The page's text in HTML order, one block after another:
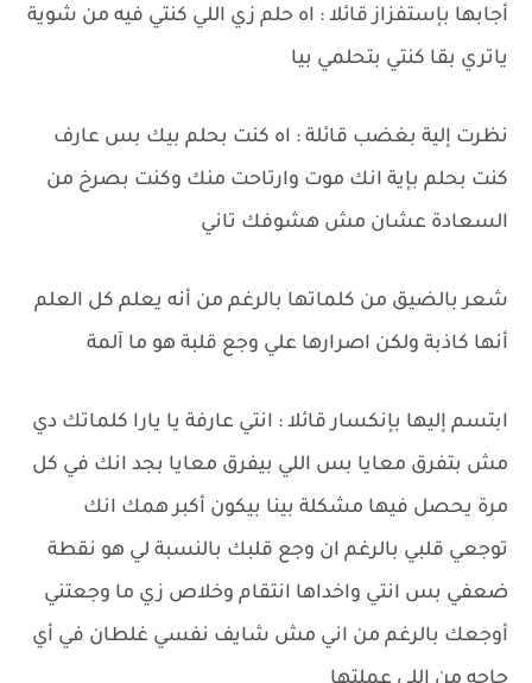
أجابها بإستفزاز قائلا : اه حلم زي اللي كنتي فيه من شوية
ياتري بقا كنتي بتحلمي بيا
نظرت إلية بغضب قائلة : اه كنت بحلم بيك بس عارف
كنت بحلم بإية انك موت وارتاحت منك وكنت بصرخ من
السعادة عشان مش هشوفك تاني
شعر بالضيق من كلماتها بالرغم من أنه يعلم كل العلم
أنها كاذبة ولكن اصرارها علي وجع قلبة هو ما آلمة
ابتسم إليها بإنكسار قائلا : انتي عارفة يا يارا كلماتك دي
مش بتفرق معايا بس اللي بيفرق معايا بجد انك في كل
مرة يحصل فيها مشكلة بينا بيكون أكبر همك انك
توجعي قلبي بالرغم ان وجع قلبك بالنسبة لي هو نقطة
ضعفي بس انتي واخداها انتقام وخلاص زي ما وجعتني
أوجعك بالرغم من اني مش شايف نفسي غلطان في أي